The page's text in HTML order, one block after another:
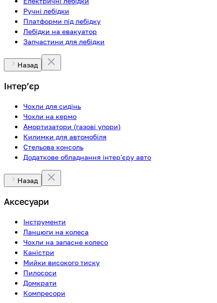
Ручні лебідки
Платформи під лебідку
Лебідки на евакуатор
Запчастини для лебідки
Назад
Інтерʼєр
Чохли для сидінь
Чохли на кермо
Амортизатори (газові упори)
Килимки для автомобіля
Стельова консоль
Додаткове обладнання інтер'єру авто
Назад
Аксесуари
Інструменти
Ланцюги на колеса
Чохли на запасне колесо
Каністри
Мийки високого тиску
Пилососи
Домкрати
Компресори